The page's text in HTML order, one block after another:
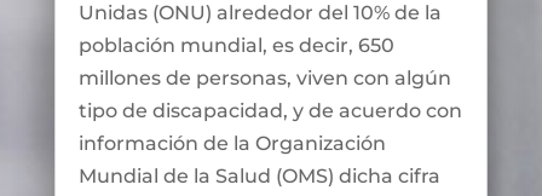
Unidas (ONU) alrededor del 10% de la
población mundial, es decir, 650
millones de personas, viven con algún
tipo de discapacidad, y de acuerdo con
información de la Organización
Mundial de la Salud (OMS) dicha cifra